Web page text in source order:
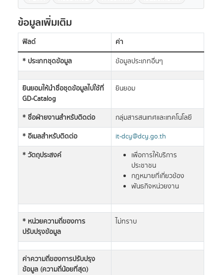
ข้อมูลเพิ่มเติม
ฟิลด์
ค่า
* ประเภทชุดข้อมูล
ข้อมูลประเภทอื่นๆ
ยินยอมให้นำชื่อชุดข้อมูลไปใช้ที่
GD-Catalog
ยินยอม
* ชื่อฝ่ายงานสำหรับติดต่อ
กลุ่มสารสนเทศและเทคโนโลยี
* อีเมลสำหรับติดต่อ
it-dcy@dcy.go.th
* วัตถุประสงค์
เพื่อการให้บริการ
ประชาชน
กฎหมายที่เกี่ยวข้อง
พันธกิจหน่วยงาน
* หน่วยความถี่ของการ
ปรับปรุงข้อมูล
ไม่ทราบ
ค่าความถี่ของการปรับปรุง
ข้อมูล (ความถี่น้อยที่สุด)